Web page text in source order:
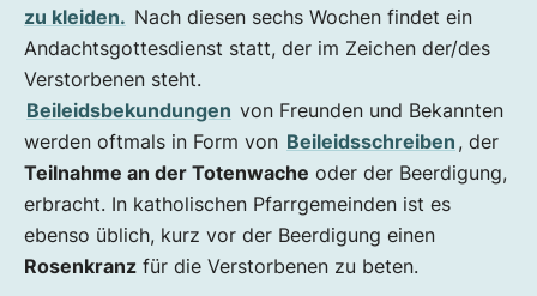
zu kleiden. Nach diesen sechs Wochen findet ein
Andachtsgottesdienst statt, der im Zeichen der/des
Verstorbenen steht.
Beileidsbekundungen von Freunden und Bekannten
werden oftmals in Form von Beileidsschreiben , der
Teilnahme an der Totenwache oder der Beerdigung,
erbracht. In katholischen Pfarrgemeinden ist es
ebenso üblich, kurz vor der Beerdigung einen
Rosenkranz für die Verstorbenen zu beten.